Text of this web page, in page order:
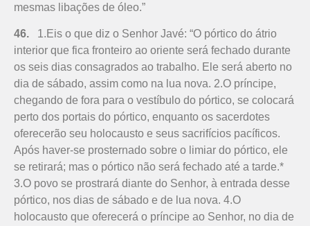
mesmas libações de óleo.”
46. 1.Eis o que diz o Senhor Javé: “O pórtico do átrio
interior que fica fronteiro ao oriente será fechado durante
os seis dias consagrados ao trabalho. Ele será aberto no
dia de sábado, assim como na lua nova. 2.O príncipe,
chegando de fora para o vestíbulo do pórtico, se colocará
perto dos portais do pórtico, enquanto os sacerdotes
oferecerão seu holocausto e seus sacrifícios pacíficos.
Após haver-se prosternado sobre o limiar do pórtico, ele
se retirará; mas o pórtico não será fechado até a tarde.*
3.O povo se prostrará diante do Senhor, à entrada desse
pórtico, nos dias de sábado e de lua nova. 4.O
holocausto que oferecerá o príncipe ao Senhor, no dia de